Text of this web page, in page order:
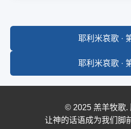
耶利米哀歌 ·
耶利米哀歌 ·
© 2025 羔羊牧歌.
让神的话语成为我们脚